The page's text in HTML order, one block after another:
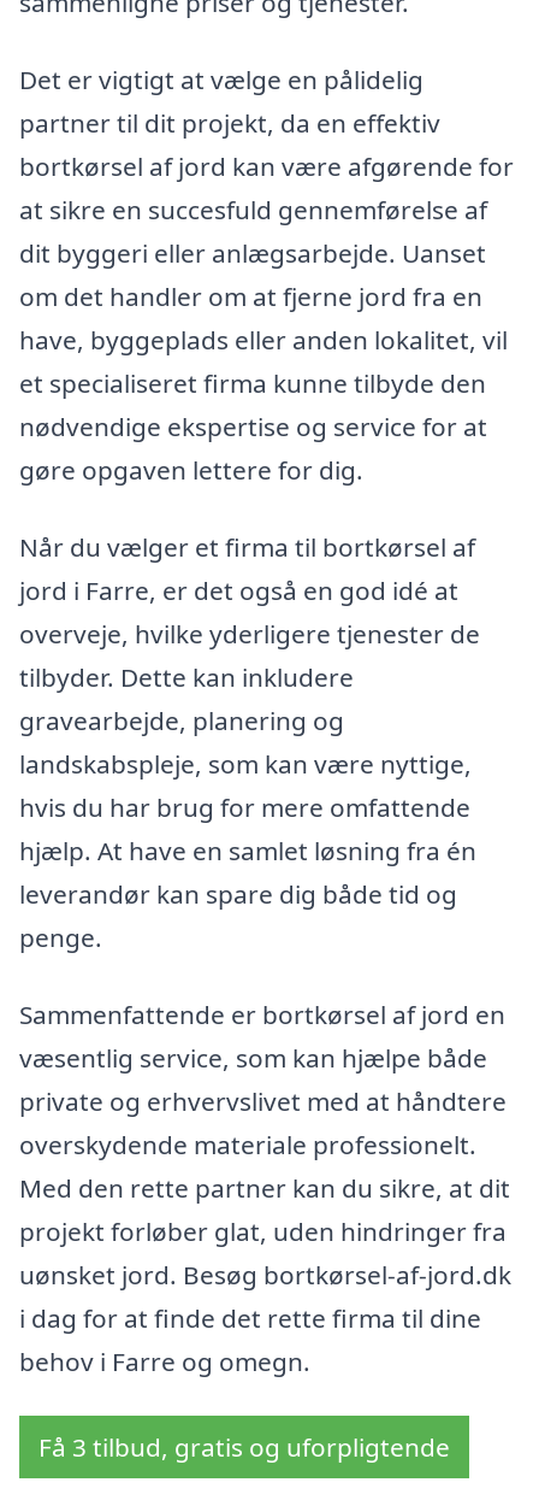
Det er vigtigt at vælge en pålidelig
partner til dit projekt, da en effektiv
bortkørsel af jord kan være afgørende for
at sikre en succesfuld gennemførelse af
dit byggeri eller anlægsarbejde. Uanset
om det handler om at fjerne jord fra en
have, byggeplads eller anden lokalitet, vil
et specialiseret firma kunne tilbyde den
nødvendige ekspertise og service for at
gøre opgaven lettere for dig.
Når du vælger et firma til bortkørsel af
jord i Farre, er det også en god idé at
overveje, hvilke yderligere tjenester de
tilbyder. Dette kan inkludere
gravearbejde, planering og
landskabspleje, som kan være nyttige,
hvis du har brug for mere omfattende
hjælp. At have en samlet løsning fra én
leverandør kan spare dig både tid og
penge.
Sammenfattende er bortkørsel af jord en
væsentlig service, som kan hjælpe både
private og erhvervslivet med at håndtere
overskydende materiale professionelt.
Med den rette partner kan du sikre, at dit
projekt forløber glat, uden hindringer fra
uønsket jord. Besøg bortkørsel-af-jord.dk
i dag for at finde det rette firma til dine
behov i Farre og omegn.
Få 3 tilbud, gratis og uforpligtende